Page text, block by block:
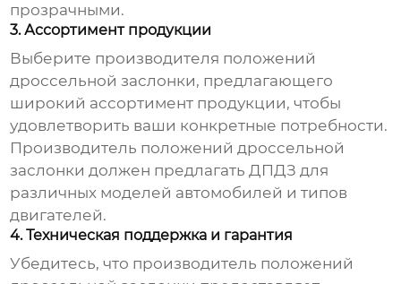
прозрачными.
3. Ассортимент продукции
Выберите производителя положений
дроссельной заслонки, предлагающего
широкий ассортимент продукции, чтобы
удовлетворить ваши конкретные потребности.
Производитель положений дроссельной
заслонки должен предлагать ДПДЗ для
различных моделей автомобилей и типов
двигателей.
4. Техническая поддержка и гарантия
Убедитесь, что производитель положений